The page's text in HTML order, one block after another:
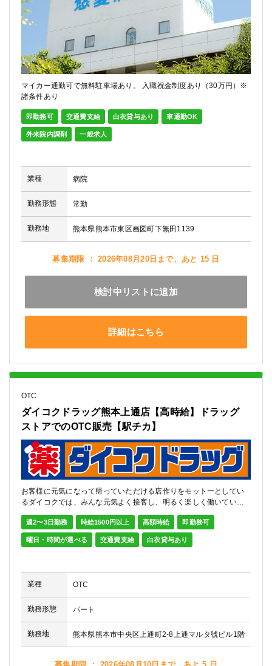
マイカー通勤可で無料駐車場あり。 入職祝金制度あり（30万円）※
諸条件あり
即勤務可 交通費支給 白衣貸与あり 車通勤OK
外来院内調剤 一般求人
業種 病院
勤務形態 常勤
勤務地 熊本県熊本市東区画図町下無田1139
募集期限 ： 2026年08月20日まで、あと 15 日
検討中リストに追加
詳細はこちら
OTC
ダイコクドラッグ熊本上通店【高時給】ドラッグ
ストアでのOTC販売【駅チカ】
お客様に元気になって帰っていただける店作りをモットーとしてい
るダイコクでは、みんな元気よく接客し、明るく楽しく働いていま
す。
週2〜3日勤務 時給1500円以上 高額時給 即勤務可
曜日・時間が選べる 交通費支給 白衣貸与あり
業種 OTC
勤務形態 パート
勤務地 熊本県熊本市中央区上通町2-8上通マルタ號ビル1階